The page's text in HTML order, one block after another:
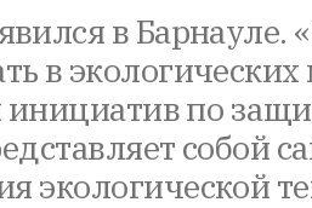
в Барнауле.
в
инициатив по
собой
экологической